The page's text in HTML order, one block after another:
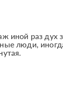
иной раз дух
люди,